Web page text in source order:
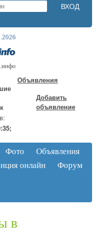
Объявления
Добавить
объявление
Фото
Объявления
онлайн Форум
в